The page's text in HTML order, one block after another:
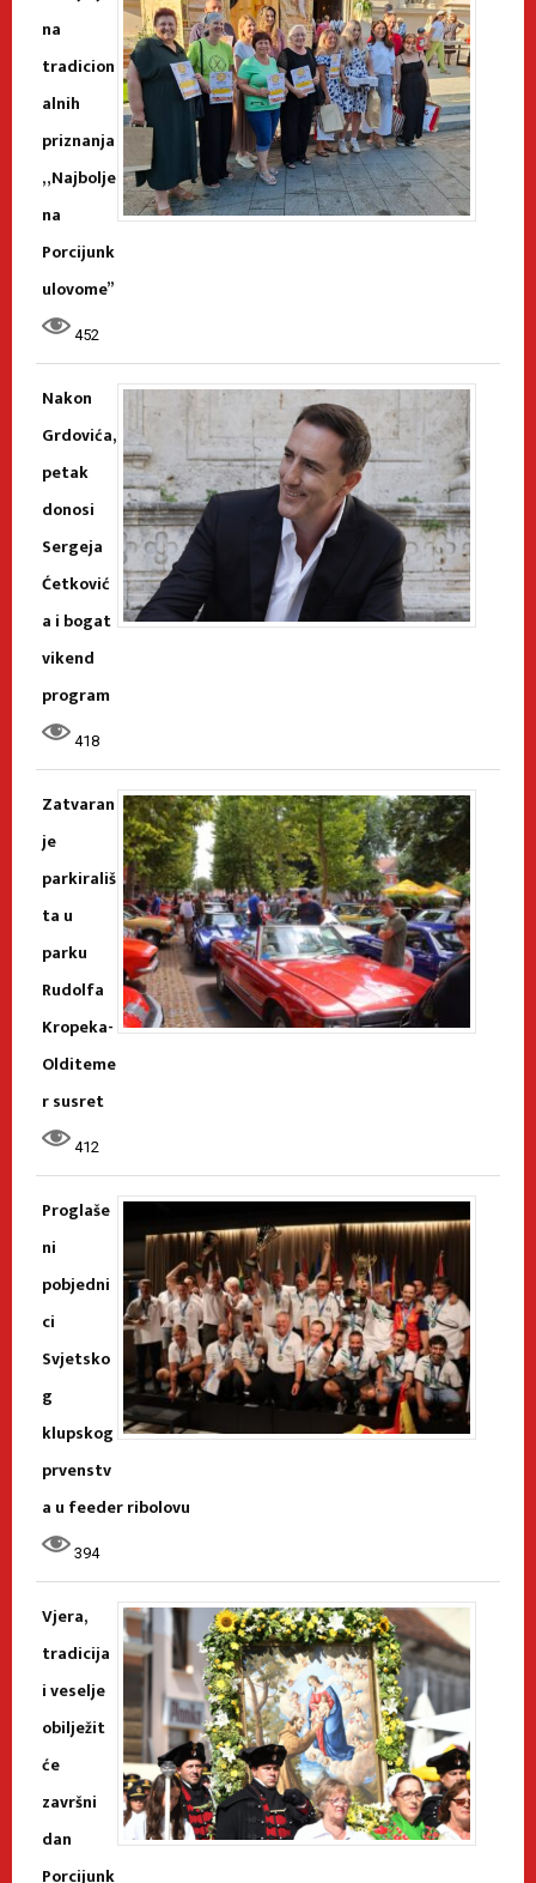
na
tradicion
alnih
priznanja
„Najbolje
na
Porcijunk
ulovome”
452
Nakon
Grdovića,
petak
donosi
Sergeja
Ćetković
a i bogat
vikend
program
418
Zatvaran
je
parkirališ
ta u
parku
Rudolfa
Kropeka-
Olditeme
r susret
412
Proglaše
ni
pobjedni
ci
Svjetsko
g
klupskog
prvenstv
a u feeder ribolovu
394
Vjera,
tradicija
i veselje
obilježit
će
završni
dan
Porcijunk